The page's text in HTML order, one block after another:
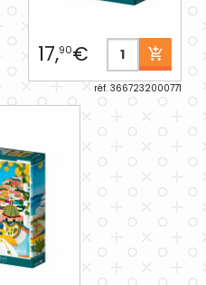
17,90€
réf. 3667232000771